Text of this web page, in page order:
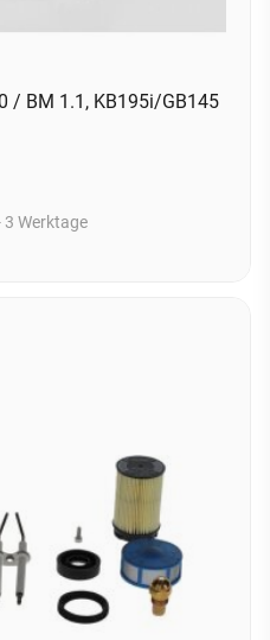
/ BM 1.1, KB195i/GB145
3 Werktage